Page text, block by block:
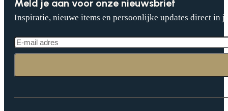
Meld je aan voor onze nieuwsbrief
Inspiratie, nieuwe items en persoonlijke updates direct in